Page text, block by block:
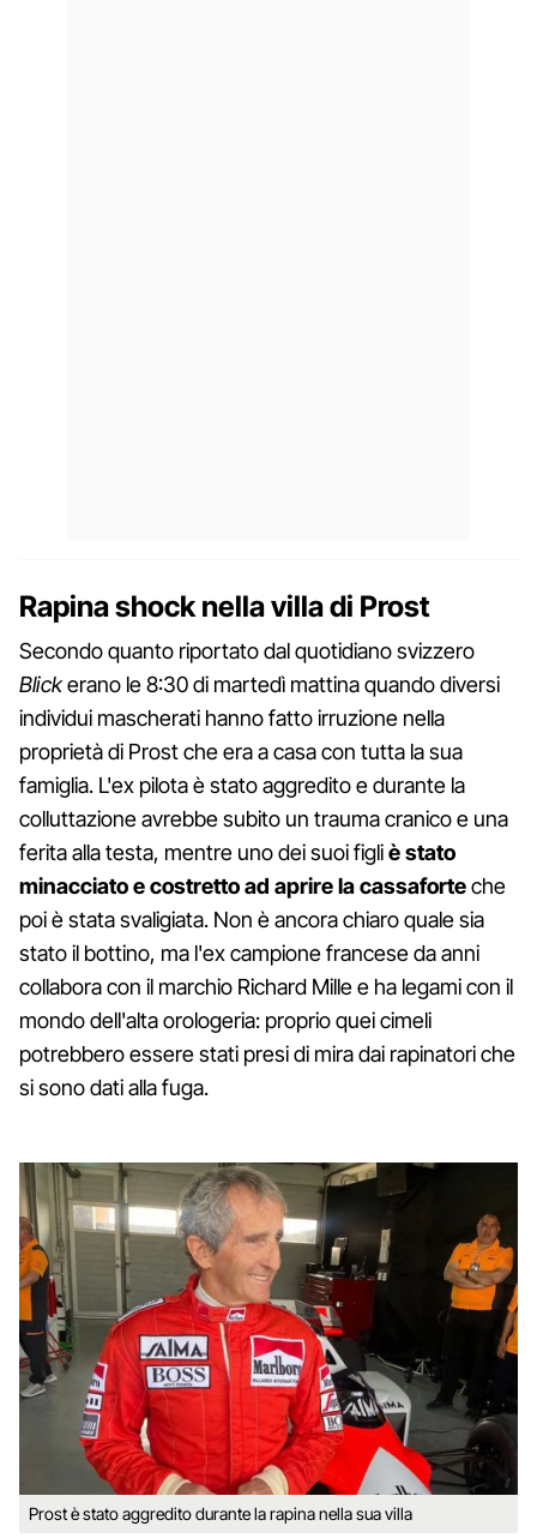
Rapina shock nella villa di Prost
Secondo quanto riportato dal quotidiano svizzero
Blickerano le 8:30 di martedì mattina quando diversi
individui mascherati hanno fatto irruzione nella
proprietà di Prost che era a casa con tutta la sua
famiglia. L'ex pilota è stato aggredito e durante la
colluttazione avrebbe subito un trauma cranico e una
ferita alla testa, mentre uno dei suoi figliè stato
minacciato e costretto ad aprire la cassaforteche
poi è stata svaligiata. Non è ancora chiaro quale sia
stato il bottino, ma l'ex campione francese da anni
collabora con il marchio Richard Mille e ha legami con il
mondo dell'alta orologeria: proprio quei cimeli
potrebbero essere stati presi di mira dai rapinatori che
si sono dati alla fuga.
Prost è stato aggredito durante la rapina nella sua villa